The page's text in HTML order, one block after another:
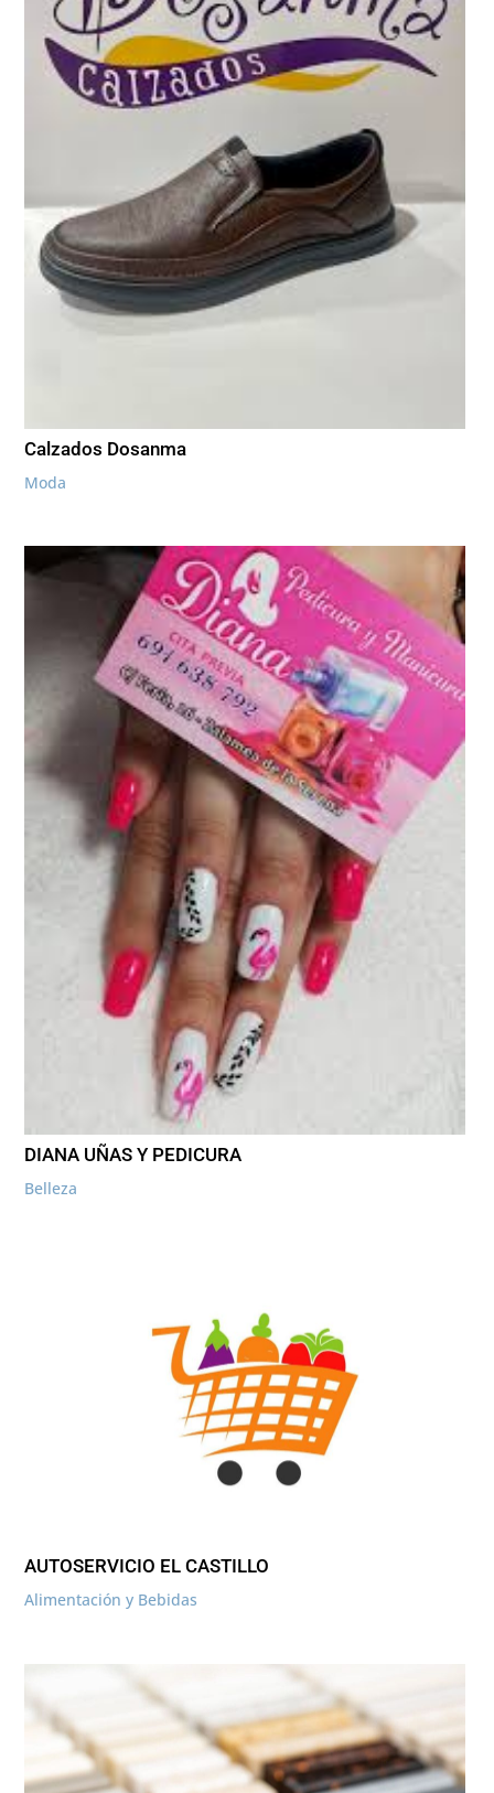
Calzados Dosanma
Moda
DIANA UÑAS Y PEDICURA
Belleza
AUTOSERVICIO EL CASTILLO
Alimentación y Bebidas